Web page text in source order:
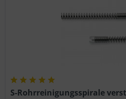
S-Rohrreinigungsspirale